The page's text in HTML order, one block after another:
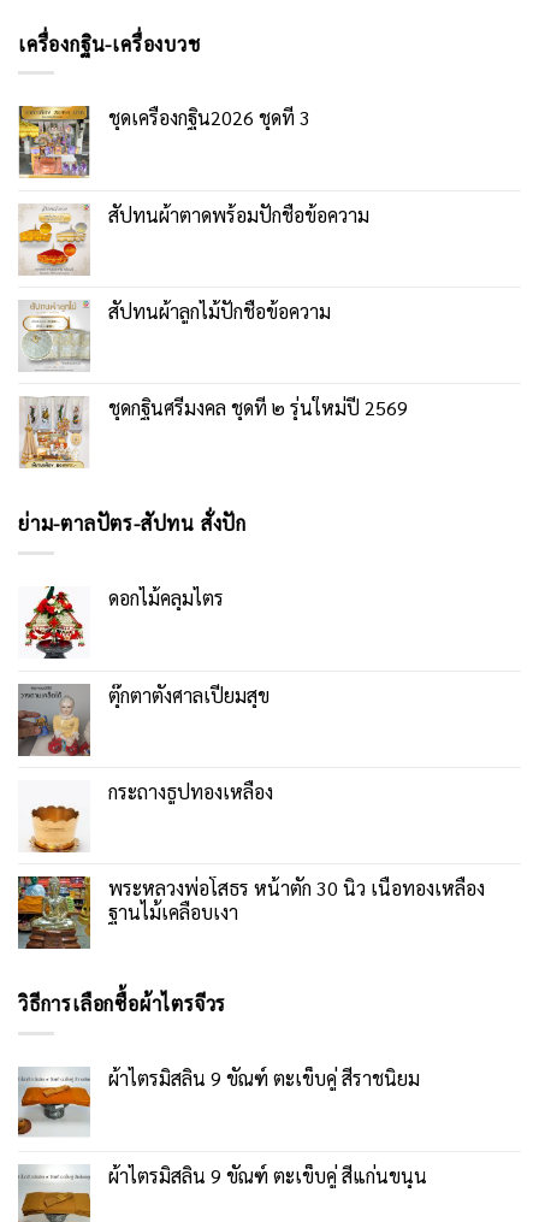
เครื่องกฐิน-เครื่องบวช
ชุดเครื่องกฐิน2026 ชุดที่ 3
สัปทนผ้าตาดพร้อมปักชื่อข้อความ
สัปทนผ้าลูกไม้ปักชื่อข้อความ
ชุดกฐินศรีมงคล ชุดที่ ๒ รุ่นใหม่ปี 2569
ย่าม-ตาลปัตร-สัปทน สั่งปัก
ดอกไม้คลุมไตร
ตุ๊กตาตั้งศาลเปี่ยมสุข
กระถางธูปทองเหลือง
พระหลวงพ่อโสธร หน้าตัก 30 นิ้ว เนื้อทองเหลือง
ฐานไม้เคลือบเงา
วิธีการเลือกซื้อผ้าไตรจีวร
ผ้าไตรมิสลิน 9 ขัณฑ์ ตะเข็บคู่ สีราชนิยม
ผ้าไตรมิสลิน 9 ขัณฑ์ ตะเข็บคู่ สีแก่นขนุน